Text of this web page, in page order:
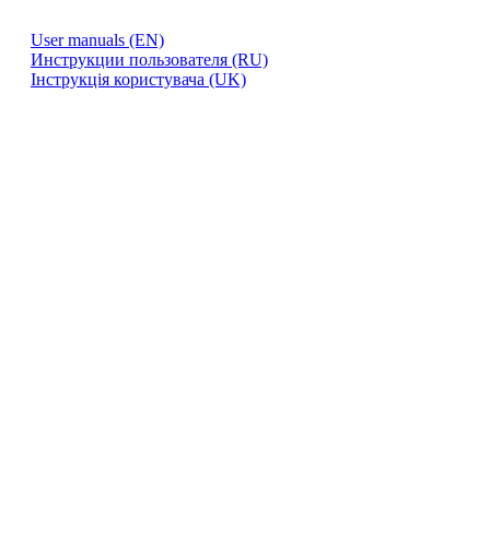
User manuals (EN)
Инструкции пользователя (RU)
Інструкція користувача (UK)